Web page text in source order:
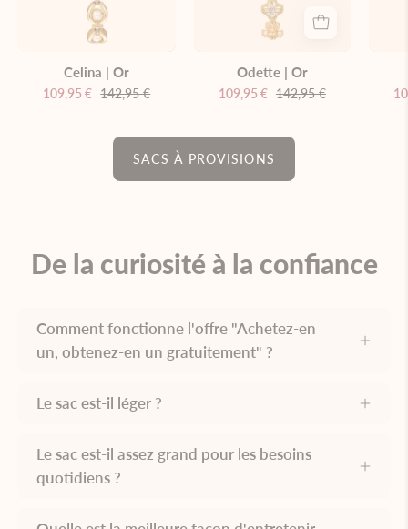
perles
sur
fond
blanc
Celina | Or
109,95 € 142,95 €
bracelet
décoratif
sur
fond
Odette | Or
109,95 € 142,95 €
SACS À PROVISIONS
De la curiosité à la confiance
Comment fonctionne l'offre "Achetez-en
un, obtenez-en un gratuitement" ?
Le sac est-il léger ?
Le sac est-il assez grand pour les besoins
quotidiens ?